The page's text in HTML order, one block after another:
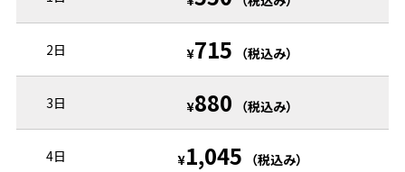
2日 ¥715 （税込み）
3日 ¥880 （税込み）
4日 ¥1,045 （税込み）